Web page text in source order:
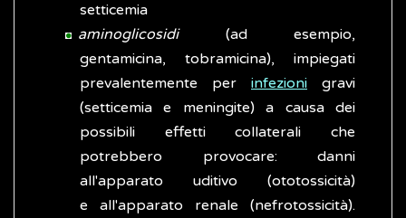
setticemia
aminoglicosidi(ad esempio,
gentamicina, tobramicina), impiegati
prevalentemente per infezioni gravi
(setticemia e meningite) a causa dei
possibili effetti collaterali che
potrebbero provocare: danni
all'apparato uditivo (ototossicità)
e all'apparato renale (nefrotossicità).